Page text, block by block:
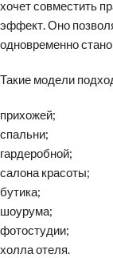
хочет совместить
эффект. Оно
одновременно
Такие модели
прихожей;
спальни;
гардеробной;
салона красоты;
бутика;
шоурума;
фотостудии;
холла отеля.